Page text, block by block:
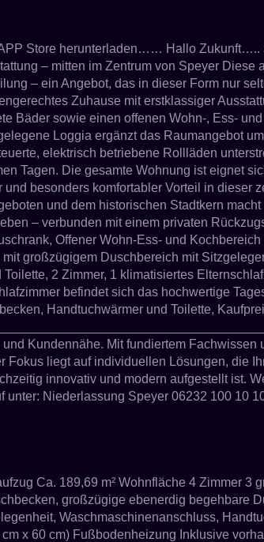
Store herunterladen…… Hallo Zukunft…..
– mitten im Zentrum von Speyer
– ein Angebot, das in dieser Form nur
Zuhause mit erstklassiger
Bäder sowie einen offenen Wohn-, Ess-
Loggia ergänzt das Raumangebot
elektrisch betriebene Rollläden
Tagen. Die gesamte Wohnung ist eignet
besonders komfortabler Vorteil in dieser
und dem historischen Stadtkern
– verbunden mit einem privaten
Offener Wohn-Ess- und
großzügigem Duschbereich mit
2 Zimmer, 1 klimatisiertes
befindet sich das hochwertige
Handtuchwärmer und Toilette,
Kundennähe. Mit fundiertem
Fokus liegt auf individuellen Lösungen, die
innovativ und modern aufgestellt ist.
Niederlassung Speyer 06232 100 10
Ca. 189,69 m² Wohnfläche 4 Zimmer 3
großzügige ebenerdig begehbare
Waschmaschinenanschluss,
x 60 cm) Fußbodenheizung Inklusive